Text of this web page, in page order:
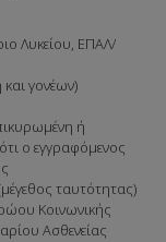
Λυκείου, ΕΠΑΛ/
γονέων)
ή
ο εγγραφόμενος
ταυτότητας)
Κοινωνικής
Ασθενείας